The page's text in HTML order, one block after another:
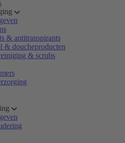
& antitranspirants
& doucheproducten
& scrubs